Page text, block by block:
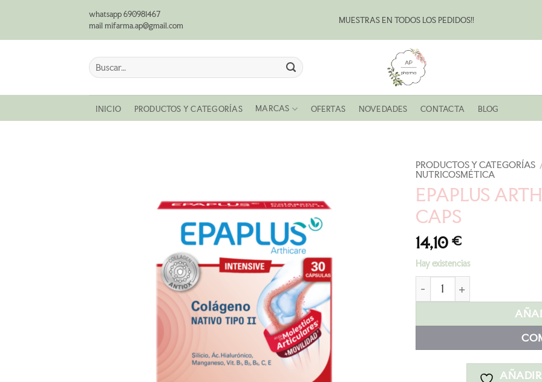
contenido
whatsapp 690981467
mail mifarma.ap@gmail.com
MUESTRAS EN TODOS LOS PEDIDOS!!
Buscar
por:
INICIO PRODUCTOS Y CATEGORÍAS MARCAS OFERTAS NOVEDADES CONTACTA BLOG
PRODUCTOS Y CATEGORÍAS
NUTRICOSMÉTICA
EPAPLUS
CAPS
14,10 €
Hay existencias
EPAPLUS ARTHICARE